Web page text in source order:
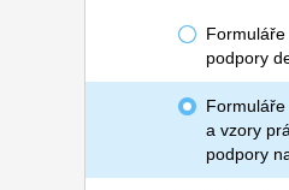
podpory
a vzory
podpory